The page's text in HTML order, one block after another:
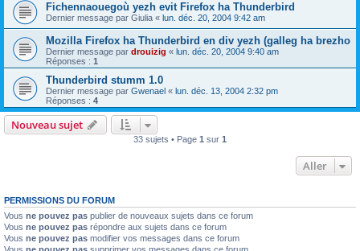
Fichennaouegoù yezh evit Firefox ha Thunderbird
Dernier message par Giulia « lun. déc. 20, 2004 9:42 am
Mozilla Firefox ha Thunderbird en div yezh (galleg ha brezho
Dernier message par drouizig « lun. déc. 20, 2004 9:40 am
Réponses : 1
Thunderbird stumm 1.0
Dernier message par Gwenael « lun. déc. 13, 2004 2:32 pm
Réponses : 4
Nouveau sujet
33 sujets • Page 1 sur 1
Aller
PERMISSIONS DU FORUM
Vous ne pouvez pas publier de nouveaux sujets dans ce forum
Vous ne pouvez pas répondre aux sujets dans ce forum
Vous ne pouvez pas modifier vos messages dans ce forum